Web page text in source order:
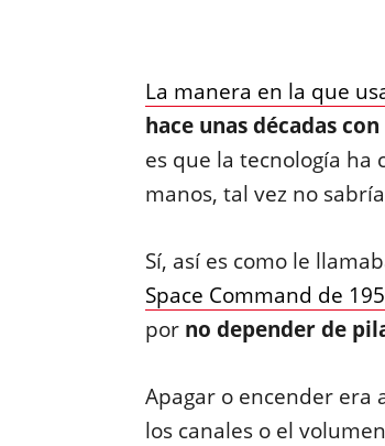
La manera en la que
hace unas décadas
es que la tecnología
manos, tal vez no
Sí, así es como le
Space Command de
por no depender de
Apagar o encender era
los canales o el